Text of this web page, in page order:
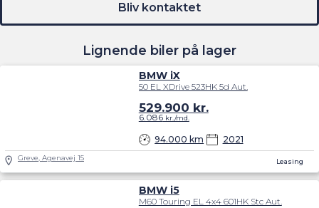
Lignende biler på lager
Leasing
BMW iX
50 EL XDrive 523HK 5d Aut.
94.000 km 2021
529.900 kr.
6.086kr./md.
Greve, Agenavej 15
BMW i5
M60 Touring EL 4x4 601HK Stc Aut.
Bliv kontaktet